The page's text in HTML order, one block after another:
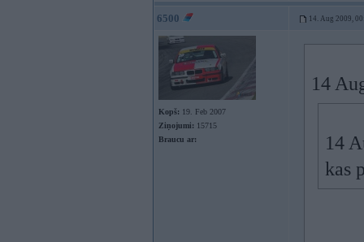
6500 14. Aug 2009,
Kopš: 19. Feb 2007
Ziņojumi: 15715
Braucu ar:
14
14
kas